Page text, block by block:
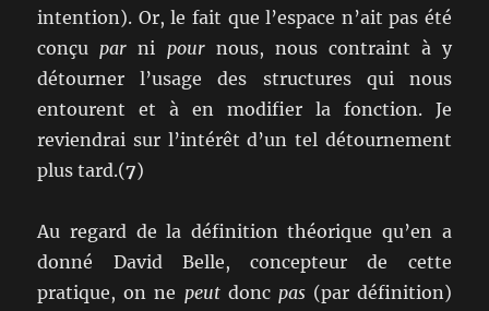
intention). Or, le fait que l’espace n’ait pas été
conçupar ni pournous, nous contraint à y
détourner l’usage des structures qui nous
entourent et à en modifier la fonction. Je
reviendrai sur l’intérêt d’un tel détournement
plus tard.(7)
Au regard de la définition théorique qu’en a
donné David Belle, concepteur de cette
pratique, on ne peutdonc pas(par définition)